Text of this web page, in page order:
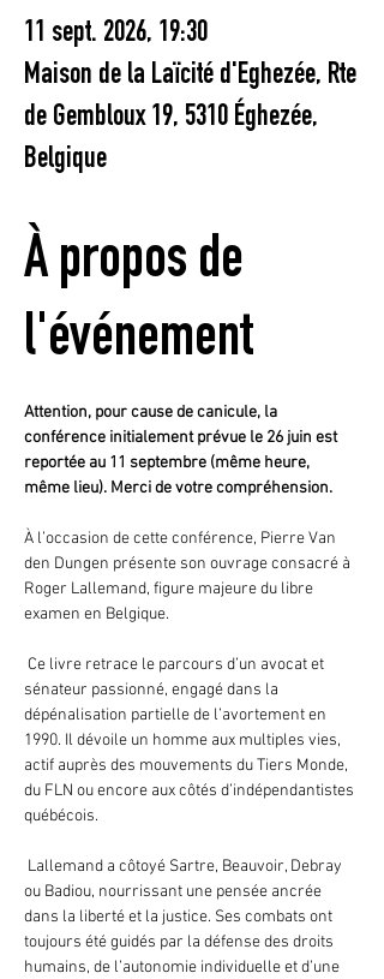
11 sept. 2026, 19:30
Maison de la Laïcité d'Eghezée, Rte
de Gembloux 19, 5310 Éghezée,
Belgique
À propos de
l'événement
Attention, pour cause de canicule, la
conférence initialement prévue le 26 juin est
reportée au 11 septembre (même heure,
même lieu). Merci de votre compréhension.
À l’occasion de cette conférence, Pierre Van
den Dungen présente son ouvrage consacré à
Roger Lallemand, figure majeure du libre
examen en Belgique.
sénateur passionné, engagé dans la
dépénalisation partielle de l’avortement en
1990. Il dévoile un homme aux multiples vies,
actif auprès des mouvements du Tiers Monde,
du FLN ou encore aux côtés d’indépendantistes
québécois.
ou Badiou, nourrissant une pensée ancrée
dans la liberté et la justice. Ses combats ont
toujours été guidés par la défense des droits
humains, de l’autonomie individuelle et d’une